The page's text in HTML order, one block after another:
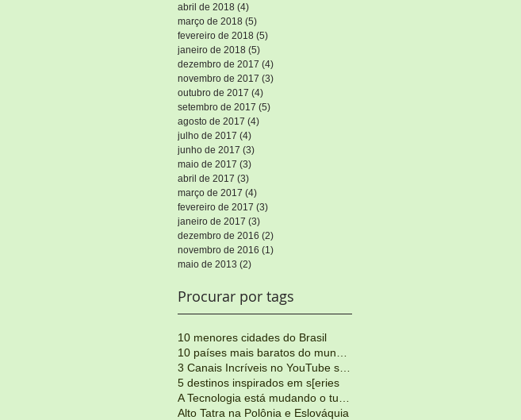
abril de 2018 (4)
março de 2018 (5)
fevereiro de 2018 (5)
janeiro de 2018 (5)
dezembro de 2017 (4)
novembro de 2017 (3)
outubro de 2017 (4)
setembro de 2017 (5)
agosto de 2017 (4)
julho de 2017 (4)
junho de 2017 (3)
maio de 2017 (3)
abril de 2017 (3)
março de 2017 (4)
fevereiro de 2017 (3)
janeiro de 2017 (3)
dezembro de 2016 (2)
novembro de 2016 (1)
maio de 2013 (2)
Procurar por tags
10 menores cidades do Brasil
5 destinos inspirados em s[eries
Alto Tatra na Polônia e Eslováquia